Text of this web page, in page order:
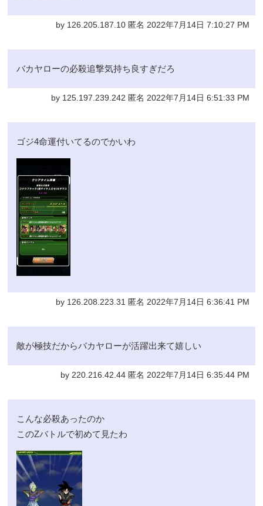
by 126.205.187.10 匿名 2022年7月14日 7:10:27 PM
バカヤローの必殺追撃気持ち良すぎだろ
by 125.197.239.242 匿名 2022年7月14日 6:51:33 PM
ゴジ4命運付いてるのでかいわ
by 126.208.223.31 匿名 2022年7月14日 6:36:41 PM
敵が極技だからバカヤローが活躍出来て嬉しい
by 220.216.42.44 匿名 2022年7月14日 6:35:44 PM
こんな必殺あったのか
このZバトルで初めて見たわ